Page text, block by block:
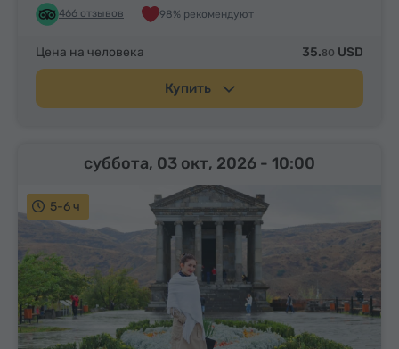
466 отзывов 98% рекомендуют
Цена на человека 35.80 USD
Купить
5-6 ч
суббота, 03 окт, 2026 - 10:00